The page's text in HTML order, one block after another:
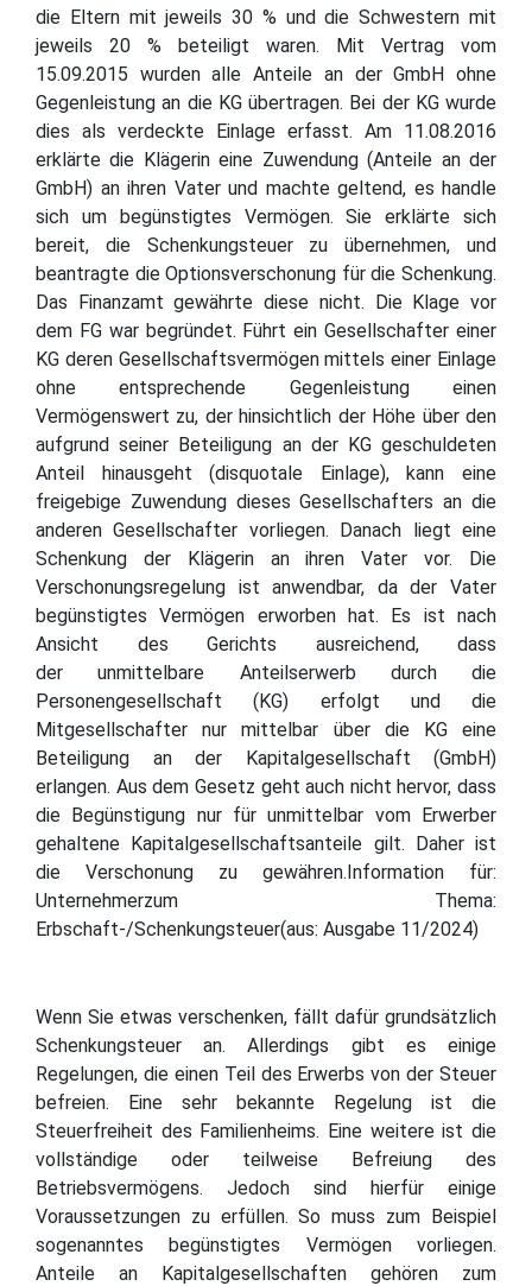
die Eltern mit jeweils 30 % und die Schwestern mit
jeweils 20 % beteiligt waren. Mit Vertrag vom
15.09.2015 wurden alle Anteile an der GmbH ohne
Gegenleistung an die KG übertragen. Bei der KG wurde
dies als verdeckte Einlage erfasst. Am 11.08.2016
erklärte die Klägerin eine Zuwendung (Anteile an der
GmbH) an ihren Vater und machte geltend, es handle
sich um begünstigtes Vermögen. Sie erklärte sich
bereit, die Schenkungsteuer zu übernehmen, und
beantragte die Optionsverschonung für die Schenkung.
Das Finanzamt gewährte diese nicht. Die Klage vor
dem FG war begründet. Führt ein Gesellschafter einer
KG deren Gesellschaftsvermögen mittels einer Einlage
ohne entsprechende Gegenleistung einen
Vermögenswert zu, der hinsichtlich der Höhe über den
aufgrund seiner Beteiligung an der KG geschuldeten
Anteil hinausgeht (disquotale Einlage), kann eine
freigebige Zuwendung dieses Gesellschafters an die
anderen Gesellschafter vorliegen. Danach liegt eine
Schenkung der Klägerin an ihren Vater vor. Die
Verschonungsregelung ist anwendbar, da der Vater
begünstigtes Vermögen erworben hat. Es ist nach
Ansicht des Gerichts ausreichend, dass
der unmittelbare Anteilserwerb durch die
Personengesellschaft (KG) erfolgt und die
Mitgesellschafter nur mittelbar über die KG eine
Beteiligung an der Kapitalgesellschaft (GmbH)
erlangen. Aus dem Gesetz geht auch nicht hervor, dass
die Begünstigung nur für unmittelbar vom Erwerber
gehaltene Kapitalgesellschaftsanteile gilt. Daher ist
die Verschonung zu gewähren.Information für:
Unternehmerzum Thema:
Erbschaft-/Schenkungsteuer(aus: Ausgabe 11/2024)
Wenn Sie etwas verschenken, fällt dafür grundsätzlich
Schenkungsteuer an. Allerdings gibt es einige
Regelungen, die einen Teil des Erwerbs von der Steuer
befreien. Eine sehr bekannte Regelung ist die
Steuerfreiheit des Familienheims. Eine weitere ist die
vollständige oder teilweise Befreiung des
Betriebsvermögens. Jedoch sind hierfür einige
Voraussetzungen zu erfüllen. So muss zum Beispiel
sogenanntes begünstigtes Vermögen vorliegen.
Anteile an Kapitalgesellschaften gehören zum